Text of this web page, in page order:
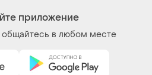
приложение
общайтесь в любом месте